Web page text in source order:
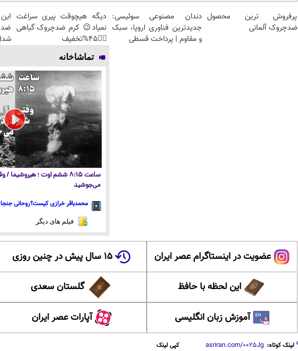
پرفروش ترین محصول
ضدچروک آلمانی
دندان مصنوعی سوئیسی:
جدیدترین فناوری اروپا، سبک
و مقاوم | پرداخت قسطی
دیگه هیچوقت پیری سراغت
نمیاد😉 کرم ضدچروک گیاهی
👈🏻45%تخفیف
تماشاخانه
ساعت ۸:۱۵ ششم اوت ؛
می‌جوشید
محمدباقر خرازی کیست؟روحانی
فیلم های دیگر
عضویت در اینستاگرام عصر ایران ۱۵ سال پیش در چنین روزی
این لحظه با حافظ گلستان سعدی
آموزش زبان انگلیسی آپارات عصر ایران
لینک کوتاه: کپی لینک